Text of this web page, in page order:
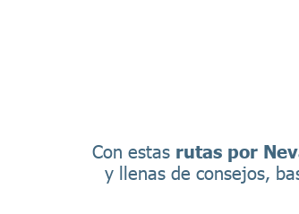
Con estas rutas por
y llenas de consejos,